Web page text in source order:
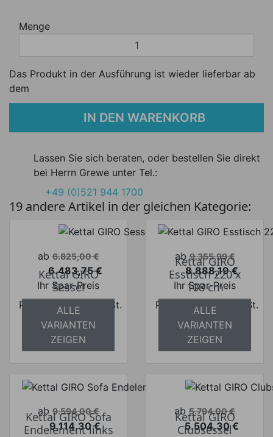
Menge
Das Produkt in der Ausführung ist wieder lieferbar ab
dem
IN DEN WARENKORB
Lassen Sie sich beraten, oder bestellen Sie direkt
bei Herrn Grewe unter Tel.:
+49 (0)521 944 1700
19 andere Artikel in der gleichen Kategorie:
Verkaufspreis
ab 6.825,00 €
Preis
6.483,75 €
Ihr Spar-Preis
Preise inkl. ges. MwSt.
absolut
versandkostenfrei
Kettal GIRO
Sessel
ALLE
VARIANTEN
ZEIGEN
Verkaufspreis
ab 9.355,99 €
Preis
8.888,19 €
Ihr Spar-Preis
Preise inkl. ges. MwSt.
absolut
versandkostenfrei
Kettal GIRO
Esstisch 220 x
108 cm
ALLE
VARIANTEN
ZEIGEN
Verkaufspreis
ab 9.594,00 €
Preis
9.114,30 €
Kettal GIRO Sofa
Endelement links
Verkaufspreis
ab 5.794,00 €
Preis
5.504,30 €
Kettal GIRO
Clubsessel